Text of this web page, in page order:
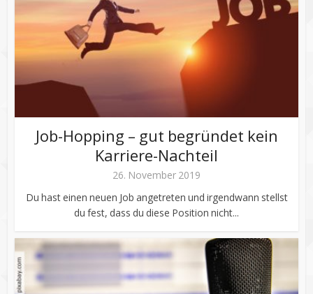
Job-Hopping – gut begründet kein
Karriere-Nachteil
26. November 2019
Du hast einen neuen Job angetreten und irgendwann stellst
du fest, dass du diese Position nicht...